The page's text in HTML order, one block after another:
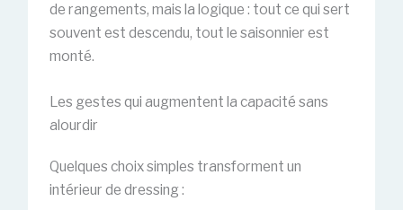
de rangements, mais la logique : tout ce qui sert
souvent est descendu, tout le saisonnier est
monté.
Les gestes qui augmentent la capacité sans
alourdir
Quelques choix simples transforment un
intérieur de dressing :